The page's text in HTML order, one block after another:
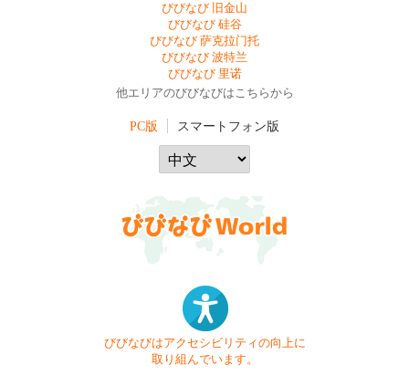
びびなび 旧金山
びびなび 硅谷
びびなび 萨克拉门托
びびなび 波特兰
びびなび 里诺
他エリアのびびなびはこちらから
PC版 スマートフォン版
びびなびはアクセシビリティの向上に
取り組んでいます。